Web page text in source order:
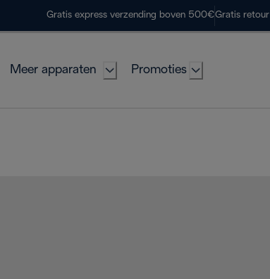
Gratis express verzending boven 500€Gratis retour
Meer apparaten Promoties